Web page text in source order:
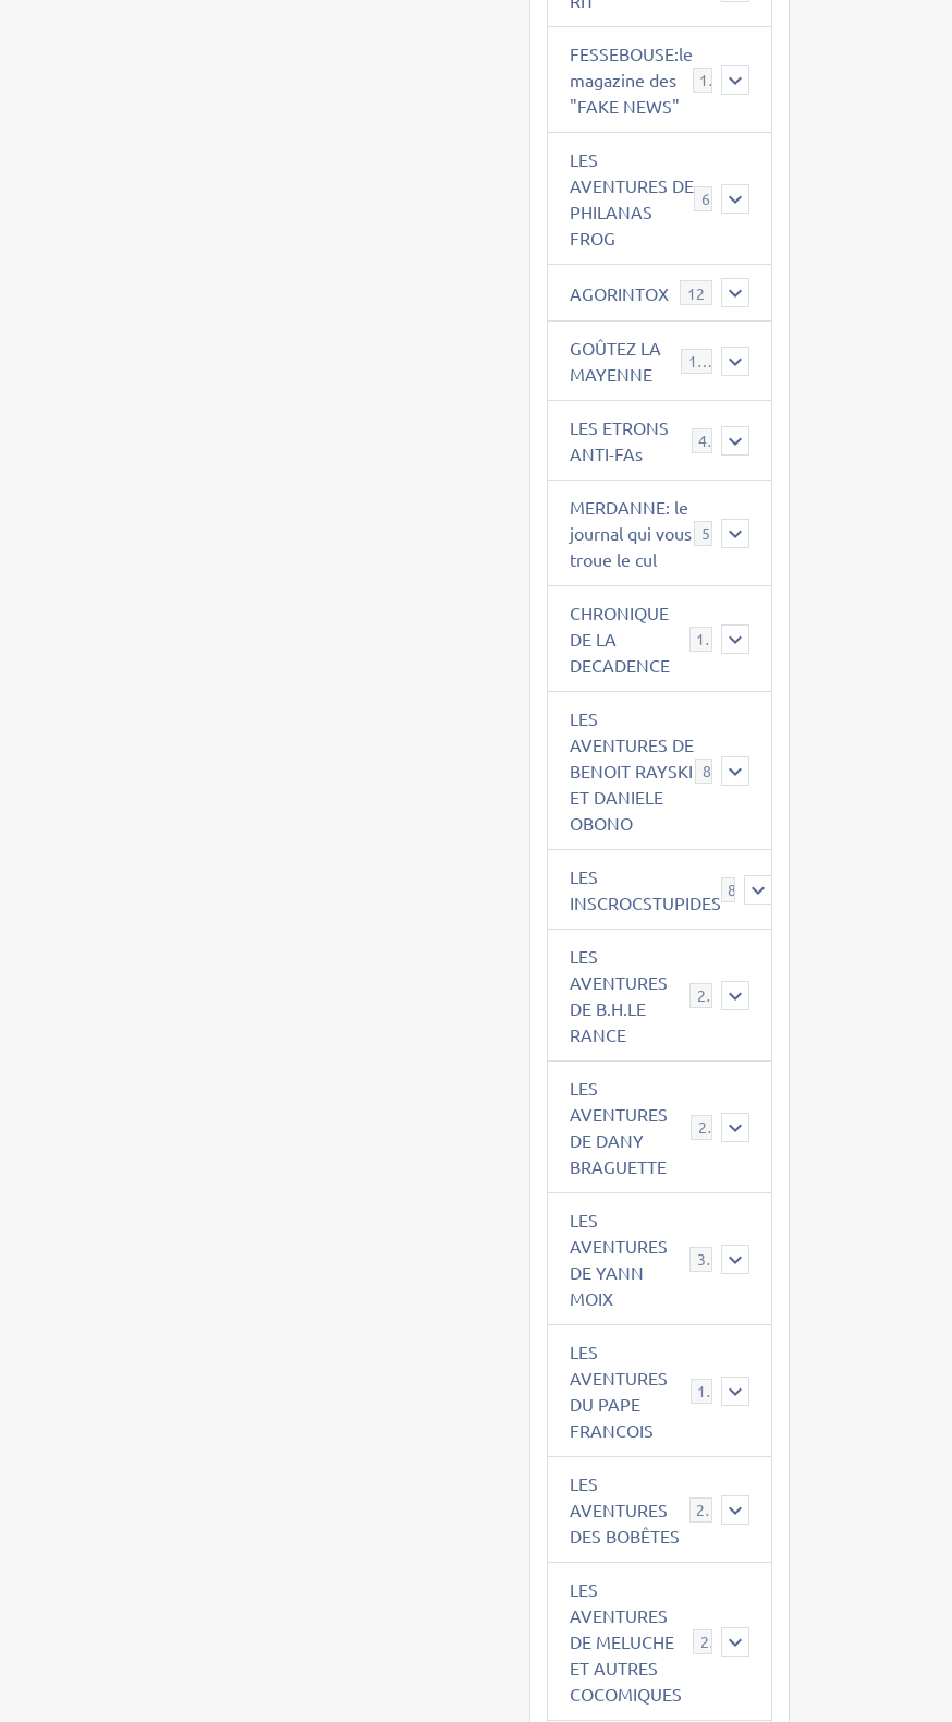
FESSEBOUSE:le
magazine des
"FAKE NEWS"
19
LES
AVENTURES DE
PHILANAS
FROG
AGORINTOX 12
GOÛTEZ LA
MAYENNE
189
LES ETRONS
ANTI-FAs
4
MERDANNE: le
journal qui vous
troue le cul
CHRONIQUE
DE LA
DECADENCE
12
LES
AVENTURES DE
BENOIT RAYSKI
ET DANIELE
OBONO
LES
INSCROCSTUPIDES
8
LES
AVENTURES
DE B.H.LE
RANCE
21
LES
AVENTURES
DE DANY
BRAGUETTE
29
LES
AVENTURES
DE YANN
MOIX
39
LES
AVENTURES
DU PAPE
FRANCOIS
15
LES
AVENTURES
DES BOBÊTES
23
LES
AVENTURES
DE MELUCHE
ET AUTRES
COCOMIQUES
22